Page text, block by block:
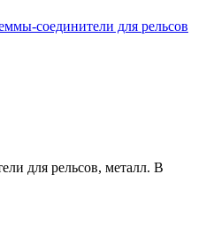
для рельсов, металл. В